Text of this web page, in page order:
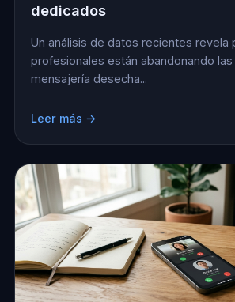
dedicados
Un análisis de datos recientes revela
profesionales están abandonando
mensajería desecha...
Leer más →